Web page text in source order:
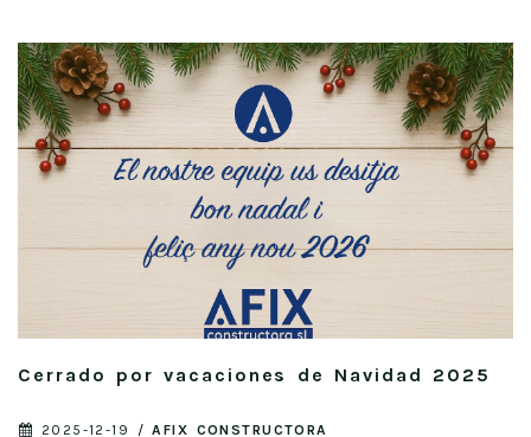
Cerrado por vacaciones de Navidad 2025
2025-12-19 / AFIX CONSTRUCTORA